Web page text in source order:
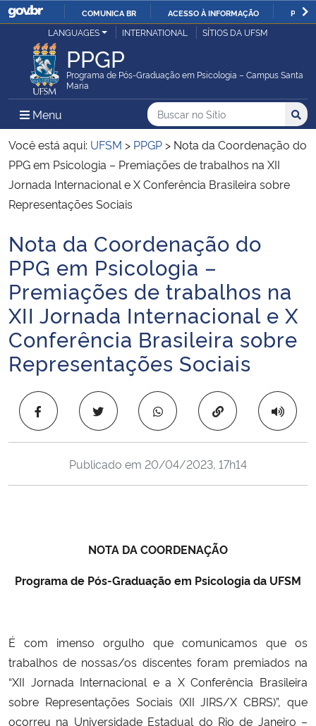
IR
O
COMUNICA BR ACESSO À INFORMAÇÃO
Ministério da Justiça e Segurança Pública
Ministério da Defesa
Ministério das Relações Exteriores
Ministério da Economia
Ministério da Infraestrutura
Ministério da Agricultura, Pecuária e Abastecimento
Ministério da Educação
Ministério da Cidadania
Ministério da Saúde
Ministério de Minas e Energia
Ministério da Ciência, Tecnologia, Inovações e Comunicações
Ministério do Desenvolvimento Regional
Controladoria-Geral da União
Secretaria-Geral
Secretaria de Governo
LANGUAGES INTERNATIONAL SÍTIOS DA UFSM
PPGP
Programa de Pós-Graduação em Psicologia – Campus Santa
Maria
Menu Menu Principal do Sítio
Busca
Buscar no no Sítio
Busca:
Você está aqui: UFSM > PPGP > Nota da Coordenação do
PPG em Psicologia – Premiações de trabalhos na XII
Jornada Internacional e X Conferência Brasileira sobre
Representações Sociais
Início do conteúdo
Nota da Coordenação do
PPG em Psicologia –
Premiações de trabalhos na
XII Jornada Internacional e X
Conferência Brasileira sobre
Representações Sociais
Copiar para área
Publicado em 20/04/2023, 17h14
NOTA DA COORDENAÇÃO
Programa de Pós-Graduação em Psicologia da UFSM
É com imenso orgulho que comunicamos que os
trabalhos de nossas/os discentes foram premiados na
“XII Jornada Internacional e a X Conferência Brasileira
sobre Representações Sociais (XII JIRS/X CBRS)”, que
ocorreu na Universidade Estadual do Rio de Janeiro –